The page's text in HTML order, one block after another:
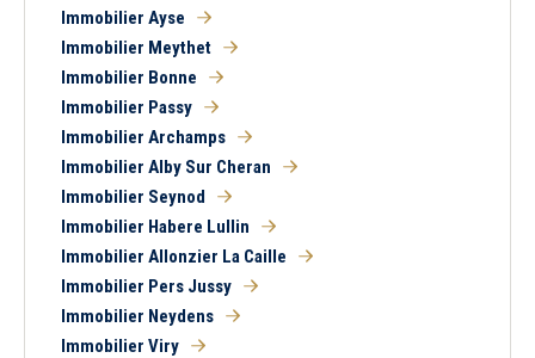
1 2 4
10 km
Tous Ancien
Immobilier Ayse
Immobilier Meythet
Immobilier Bonne
Immobilier Passy
Immobilier Archamps
Immobilier Alby Sur Cheran
Immobilier Seynod
Immobilier Habere Lullin
Immobilier Allonzier La Caille
Immobilier Pers Jussy
Immobilier Neydens
Immobilier Viry